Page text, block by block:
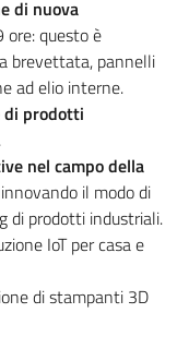
di nuova
ore: questo è
brevettata, pannelli
ad elio interne.
prodotti
nel campo della
innovando il modo di
di prodotti industriali.
IoT per casa e
di stampanti 3D